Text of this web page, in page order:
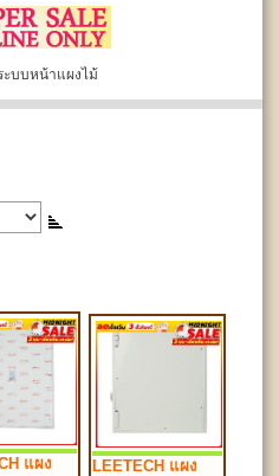
ะบบหน้าแผงไม้
แผง
LEETECH แผง